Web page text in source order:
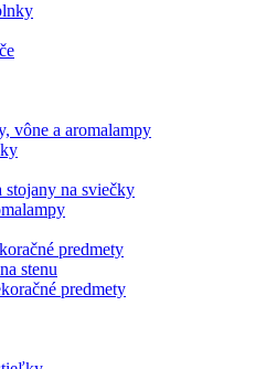
vône a aromalampy
stojany na sviečky
predmety
stenu
predmety